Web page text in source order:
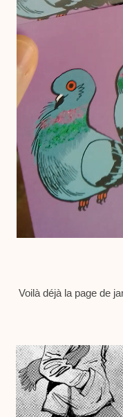
Voilà déjà la page de